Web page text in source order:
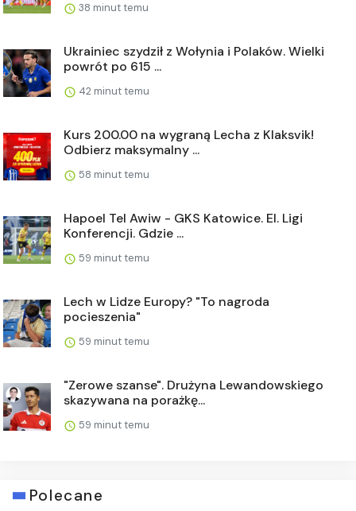
38 minut temu
Ukrainiec szydził z Wołynia i Polaków. Wielki
powrót po 615 ...
42 minut temu
Kurs 200.00 na wygraną Lecha z Klaksvik!
Odbierz maksymalny ...
58 minut temu
Hapoel Tel Awiw - GKS Katowice. El. Ligi
Konferencji. Gdzie ...
59 minut temu
Lech w Lidze Europy? "To nagroda
pocieszenia"
59 minut temu
"Zerowe szanse". Drużyna Lewandowskiego
skazywana na porażkę...
59 minut temu
Polecane